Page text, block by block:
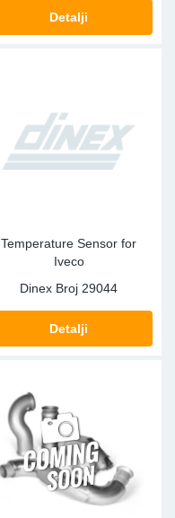
Detalji
Temperature Sensor for
Iveco
Dinex Broj 29044
Detalji